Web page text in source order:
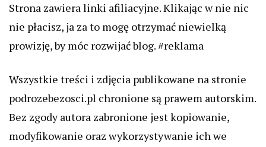
Strona zawiera linki afiliacyjne. Klikając w nie nic
nie płacisz, ja za to mogę otrzymać niewielką
prowizję, by móc rozwijać blog. #reklama
Wszystkie treści i zdjęcia publikowane na stronie
podrozebezosci.pl chronione są prawem autorskim.
Bez zgody autora zabronione jest kopiowanie,
modyfikowanie oraz wykorzystywanie ich we